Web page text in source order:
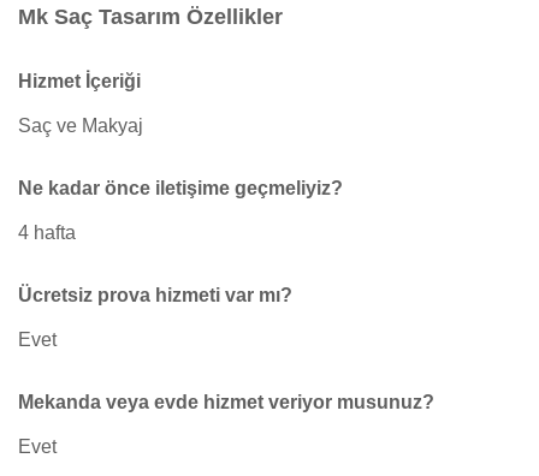
Mk Saç Tasarım Özellikler
Hizmet İçeriği
Saç ve Makyaj
Ne kadar önce iletişime geçmeliyiz?
4 hafta
Ücretsiz prova hizmeti var mı?
Evet
Mekanda veya evde hizmet veriyor musunuz?
Evet